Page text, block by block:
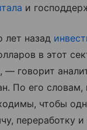
и
лет назад
в этот
говорит
По его словам,
чтобы
переработку